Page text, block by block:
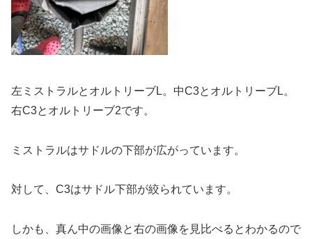
左ミストラルとオルトリーブL。中C3とオルトリーブL。
右C3とオルトリーブ2です。
ミストラルはサドルの下部が広がっています。
対して、C3はサドル下部が絞られています。
しかも、真ん中の画像と右の画像を見比べるとわかるので